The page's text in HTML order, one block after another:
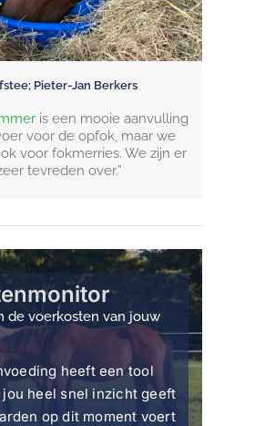
Pieter-Jan Berkers
is een mooie aanvulling
voor de opfok, maar we
voor fokmerries. We zijn er
tevreden over.”
de voerkosten van jouw
heeft een tool
heel snel inzicht geeft
op dit moment voert